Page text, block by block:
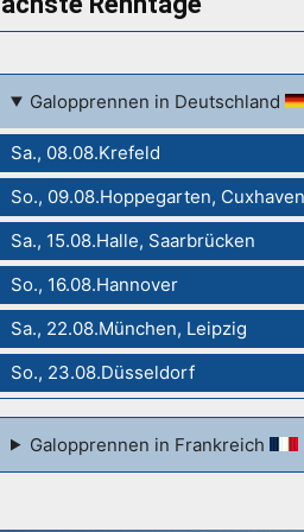
Galopprennen in Deutschland
Sa., 08.08.Krefeld
So., 09.08.Hoppegarten, Cuxhaven
Sa., 15.08.Halle, Saarbrücken
So., 16.08.Hannover
Sa., 22.08.München, Leipzig
So., 23.08.Düsseldorf
Galopprennen in Frankreich